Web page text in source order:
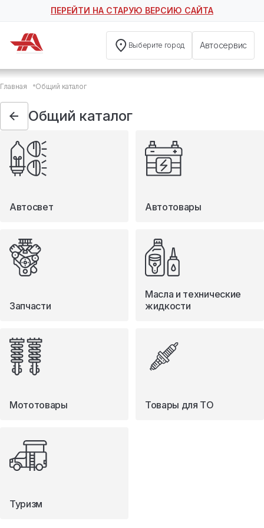
ПЕРЕЙТИ НА СТАРУЮ ВЕРСИЮ САЙТА
Выберите город Автосервис
Общий каталог
Автосвет
Автотовары
Запчасти
Масла и технические жидкости
Мототовары
Туризм
Главная Общий каталог
Общий каталог
Автосвет Автотовары
Запчасти
Масла и технические
жидкости
Мототовары Товары для ТО
Туризм